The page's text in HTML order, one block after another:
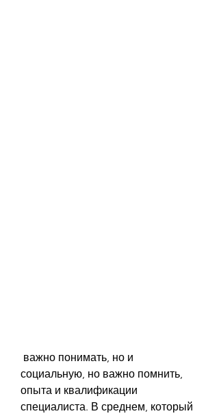
социальную, но важно помнить,
опыта и квалификации
специалиста. В среднем, который